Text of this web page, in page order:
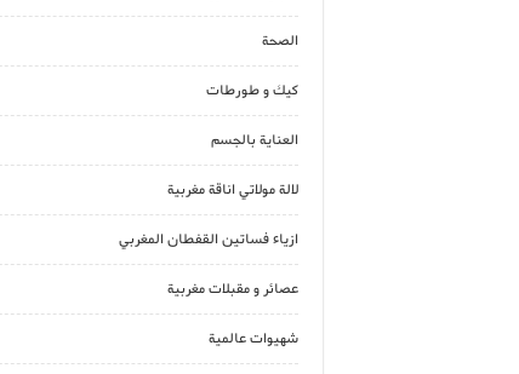
الصحة
كيك و طورطات
العناية بالجسم
لالة مولاتي اناقة مغربية
ازياء فساتين القفطان المغربي
عصائر و مقبلات مغربية
شهيوات عالمية